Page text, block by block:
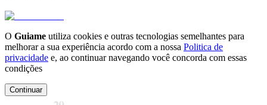
O Guiame utiliza cookies e outras tecnologias semelhantes para
melhorar a sua experiência acordo com a nossa Politica de
privacidade e, ao continuar navegando você concorda com essas
condições
Continuar